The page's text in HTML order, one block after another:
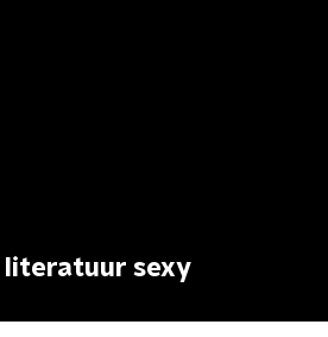
literatuur sexy